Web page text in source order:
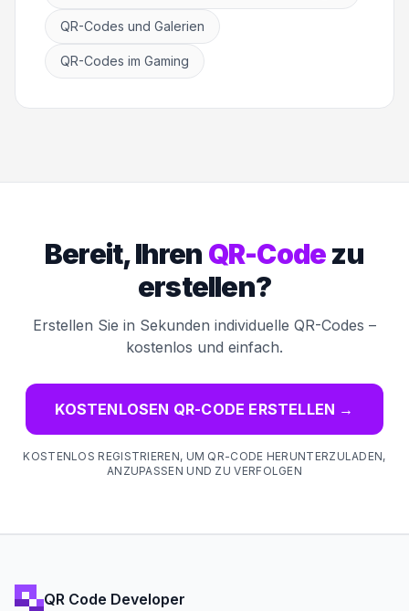
QR-Codes und Galerien
QR-Codes im Gaming
Bereit, Ihren QR-Codezu
erstellen?
Erstellen Sie in Sekunden individuelle QR-Codes –
kostenlos und einfach.
KOSTENLOSEN QR-CODE ERSTELLEN →
KOSTENLOS REGISTRIEREN, UM QR-CODE HERUNTERZULADEN,
ANZUPASSEN UND ZU VERFOLGEN
QR Code Developer